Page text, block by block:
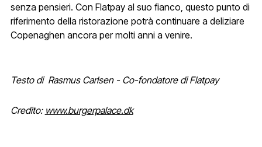
senza pensieri. Con Flatpay al suo fianco, questo punto di
riferimento della ristorazione potrà continuare a deliziare
Copenaghen ancora per molti anni a venire.
Testo di Rasmus Carlsen - Co-fondatore di Flatpay
Credito: www.burgerpalace.dk